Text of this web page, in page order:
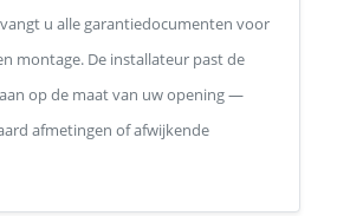
u alle garantiedocumenten voor
montage. De installateur past de
op de maat van uw opening —
afmetingen of afwijkende